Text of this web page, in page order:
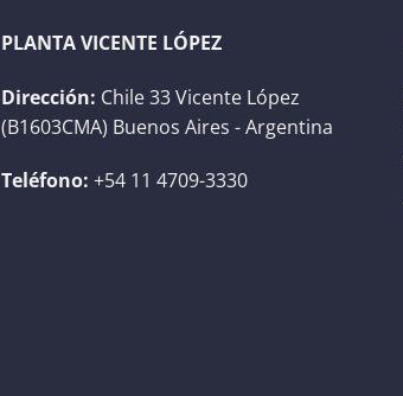
PLANTA VICENTE LÓPEZ
Dirección: Chile 33 Vicente López
(B1603CMA) Buenos Aires - Argentina
Teléfono: +54 11 4709-3330